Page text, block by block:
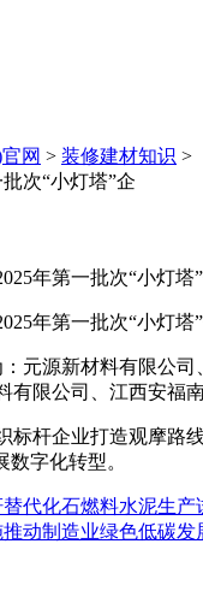
网 > 装修建材知识 >
次“小灯塔”企
第一批次“小灯塔”
第一批次“小灯塔”
源新材料有限公司
限公司、江西安福
企业打造观摩路线
字化转型。
代化石燃料水泥生产
动制造业绿色低碳发